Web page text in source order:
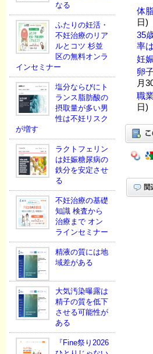
なる
ふたりの妊活・
不妊治療のリア
ルとコツ 杉並
区の無料オンラ
インセミナー
塩分ならびにト
ランス脂肪酸の
摂取量が多い男
性は不妊リスク
が増す
ラクトフェリン
は妊娠糖尿病の
鉄分を安定させ
る
不妊治療の基礎
知識 検査から
治療まで オン
ラインセミナー
精液の質には地
域差がある
大気汚染曝露は
精子の質を低下
させる可能性が
ある
『Fine祭り2026
体
日)
35
率
妊
卵
月
職
日)